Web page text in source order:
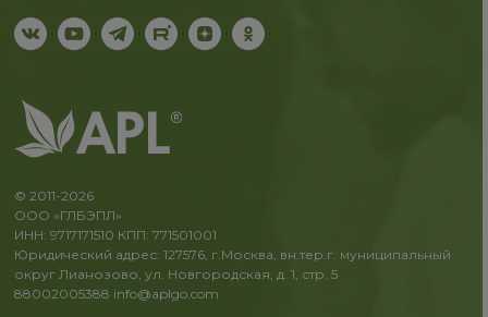
© 2011-2026
ООО «ГЛБЭПЛ»
ИНН: 9717171510 КПП: 771501001
Юридический адрес: 127576, г.Москва, вн.тер.г. муниципальный
округ Лианозово, ул. Новгородская, д. 1, стр. 5
88002005388 info@aplgo.com